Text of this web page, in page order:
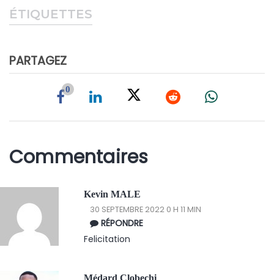
ÉTIQUETTES
PARTAGEZ
0
Commentaires
Kevin MALE
30 SEPTEMBRE 2022 0 H 11 MIN
RÉPONDRE
Felicitation
Médard Clobechi